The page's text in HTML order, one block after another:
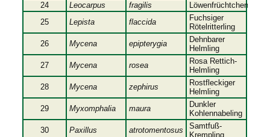
24
Leocarpus fragilis
Löwenfrüchtchen
25
Lepista flaccida
Fuchsiger
Rötelritterling
26
Mycena epipterygia
Dehnbarer
Helmling
27
Mycena rosea
Rosa Rettich-
Helmling
28
Mycena zephirus
Rostfleckiger
Helmling
29
Myxomphalia maura
Dunkler
Kohlennabeling
30
Paxillus atrotomentosus
Samtfuß-
Krempling